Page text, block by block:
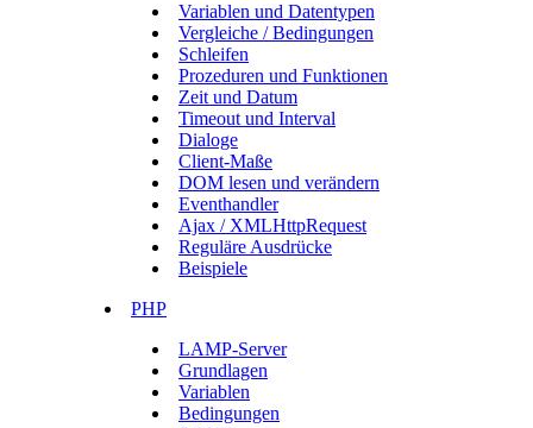
Variablen und Datentypen
Vergleiche / Bedingungen
Schleifen
Prozeduren und Funktionen
Zeit und Datum
Timeout und Interval
Dialoge
Client-Maße
DOM lesen und verändern
Eventhandler
Ajax / XMLHttpRequest
Reguläre Ausdrücke
Beispiele
PHP
LAMP-Server
Grundlagen
Variablen
Bedingungen